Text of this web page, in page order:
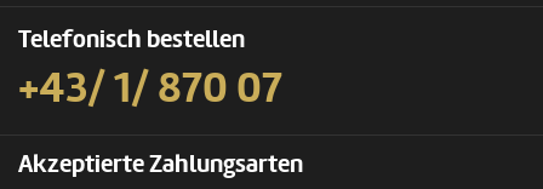
Telefonisch bestellen
+43/ 1/ 870 07
Akzeptierte Zahlungsarten